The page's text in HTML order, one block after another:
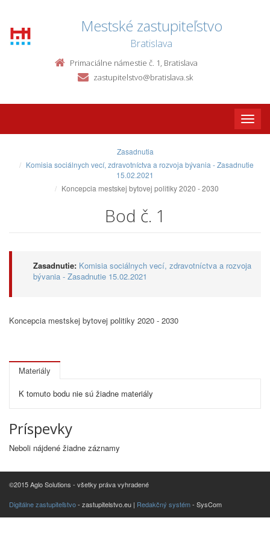
Mestské zastupiteľstvo
Bratislava
Primaciálne námestie č. 1, Bratislava
zastupitelstvo@bratislava.sk
Toggle
Zasadnutia
Komisia sociálnych vecí, zdravotníctva a rozvoja bývania - Zasadnutie
15.02.2021
Koncepcia mestskej bytovej politiky 2020 - 2030
Bod č. 1
Zasadnutie: Komisia sociálnych vecí, zdravotníctva a rozvoja
bývania - Zasadnutie 15.02.2021
Koncepcia mestskej bytovej politiky 2020 - 2030
Materiály
K tomuto bodu nie sú žiadne materiály
Príspevky
Neboli nájdené žiadne záznamy
©2015 Aglo Solutions - všetky práva vyhradené
Digitálne zastupiteľstvo- zastupitelstvo.eu | Redakčný systém- SysCom